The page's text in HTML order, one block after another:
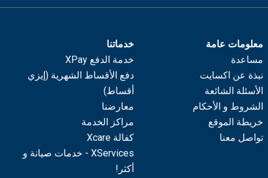
معلومات عامة
مساعدة
نبذة عن اكسايت
الأسئلة الشائعة
الشروط و الأحكام
خريطة الموقع
تواصل معنا
خدماتنا
خدمة الدفع XPay
دفع الأقساط الشهرية (إيزي
أقساط)
معارضنا
مراكز الخدمة
كفالة Xcare
XServices - خدمات صيانة و
أكثر!